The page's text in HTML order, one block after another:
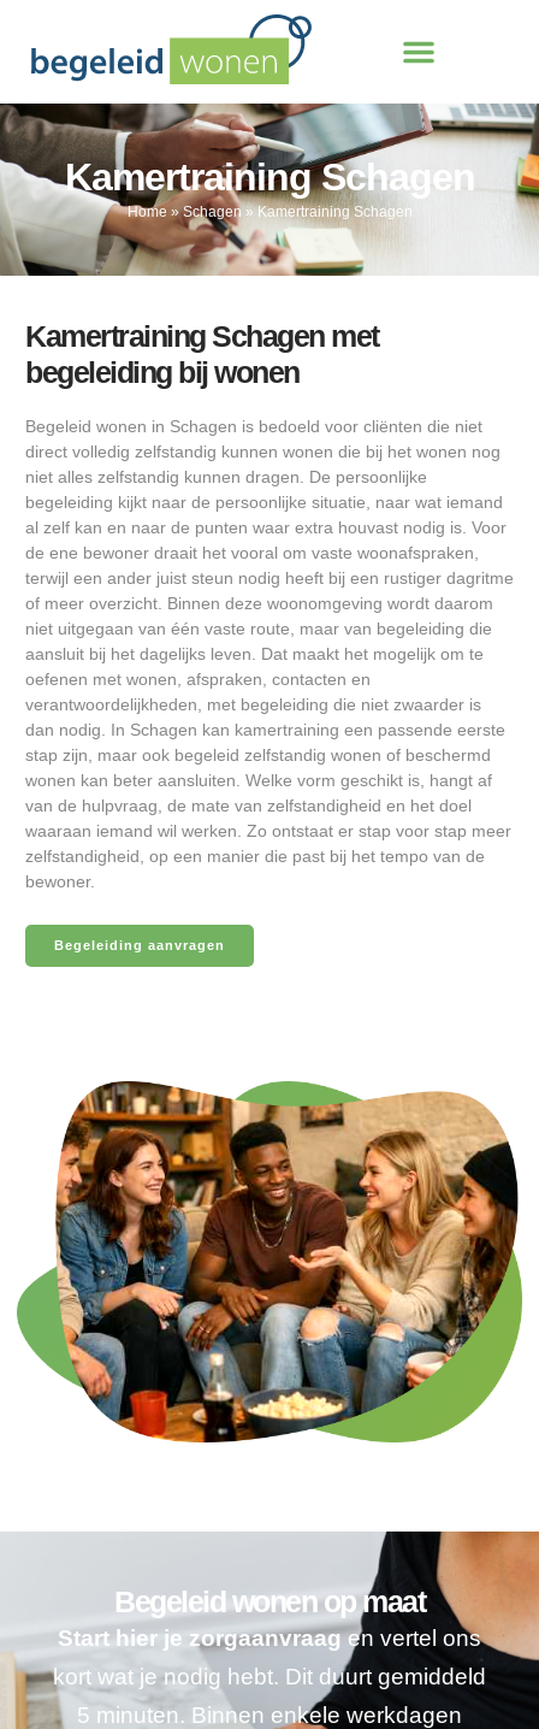
Kamertraining Schagen
Home »Schagen »Kamertraining Schagen
Kamertraining Schagen met
begeleiding bij wonen
Begeleid wonen in Schagen is bedoeld voor cliënten die niet
direct volledig zelfstandig kunnen wonen die bij het wonen nog
niet alles zelfstandig kunnen dragen. De persoonlijke
begeleiding kijkt naar de persoonlijke situatie, naar wat iemand
al zelf kan en naar de punten waar extra houvast nodig is. Voor
de ene bewoner draait het vooral om vaste woonafspraken,
terwijl een ander juist steun nodig heeft bij een rustiger dagritme
of meer overzicht. Binnen deze woonomgeving wordt daarom
niet uitgegaan van één vaste route, maar van begeleiding die
aansluit bij het dagelijks leven. Dat maakt het mogelijk om te
oefenen met wonen, afspraken, contacten en
verantwoordelijkheden, met begeleiding die niet zwaarder is
dan nodig. In Schagen kan kamertraining een passende eerste
stap zijn, maar ook begeleid zelfstandig wonen of beschermd
wonen kan beter aansluiten. Welke vorm geschikt is, hangt af
van de hulpvraag, de mate van zelfstandigheid en het doel
waaraan iemand wil werken. Zo ontstaat er stap voor stap meer
zelfstandigheid, op een manier die past bij het tempo van de
bewoner.
Begeleiding aanvragen
Begeleid wonen op maat
Start hier je zorgaanvraagen vertel ons
kort wat je nodig hebt. Dit duurt gemiddeld
5 minuten. Binnen enkele werkdagen